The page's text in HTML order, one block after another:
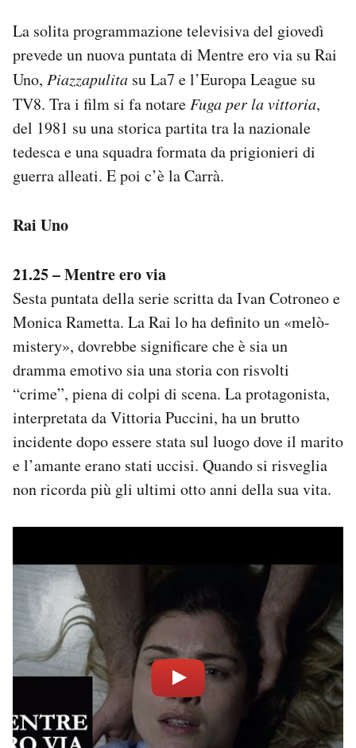
I MIEI PREFERITI
SHOP
CALENDARIO
AREA PERSONALE
Area Personale
Regala il Post
Hai bisogno di aiuto?
Esci
La solita programmazione televisiva del giovedì
prevede un nuova puntata di Mentre ero via su Rai
Uno, Piazzapulita su La7 e l’Europa League su
TV8. Tra i film si fa notareFuga per la vittoria,
del 1981 su una storica partita tra la nazionale
tedesca e una squadra formata da prigionieri di
guerra alleati. E poi c’è la Carrà.
Rai Uno
21.25 – Mentre ero via
Sesta puntata della serie scritta da Ivan Cotroneo e
Monica Rametta. La Rai lo ha definito un «melò-
mistery», dovrebbe significare che è sia un
dramma emotivo sia una storia con risvolti
“crime”, piena di colpi di scena. La protagonista,
interpretata da Vittoria Puccini, ha un brutto
incidente dopo essere stata sul luogo dove il marito
e l’amante erano stati uccisi. Quando si risveglia
non ricorda più gli ultimi otto anni della sua vita.